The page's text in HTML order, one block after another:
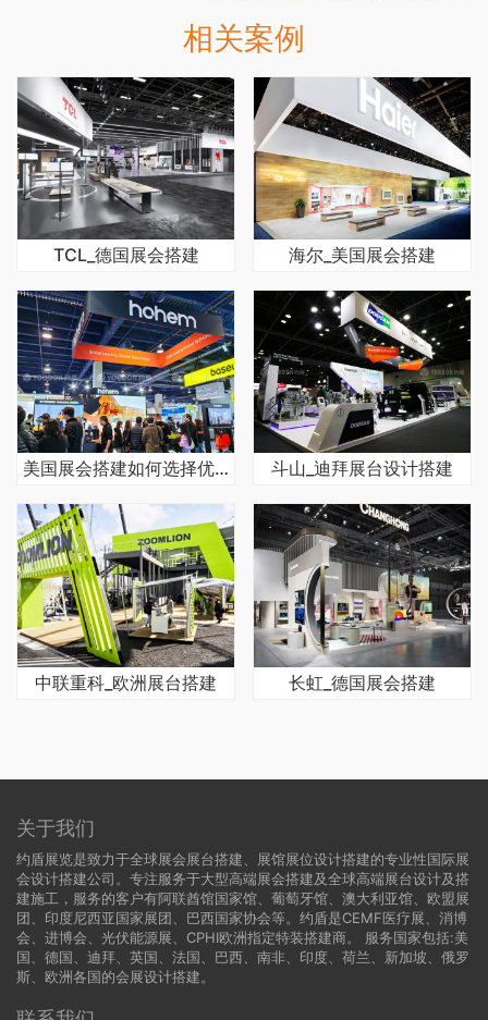
相关案例
TCL_德国展会搭建 海尔_美国展会搭建
美国展会搭建如何选择优质服务商 斗山_迪拜展台设计搭建
中联重科_欧洲展台搭建 长虹_德国展会搭建
关于我们
约盾展览是致力于全球展会展台搭建、展馆展位设计搭建的专业性国际展
会设计搭建公司。专注服务于大型高端展会搭建及全球高端展台设计及搭
建施工，服务的客户有阿联酋馆国家馆、葡萄牙馆、澳大利亚馆、欧盟展
团、印度尼西亚国家展团、巴西国家协会等。约盾是CEMF医疗展、消博
会、进博会、光伏能源展、CPHI欧洲指定特装搭建商。 服务国家包括:美
国
德国 、迪拜、英国、法国、巴西、南非、印度、荷兰、新加坡、俄罗
斯、欧洲各国的会展设计搭建。